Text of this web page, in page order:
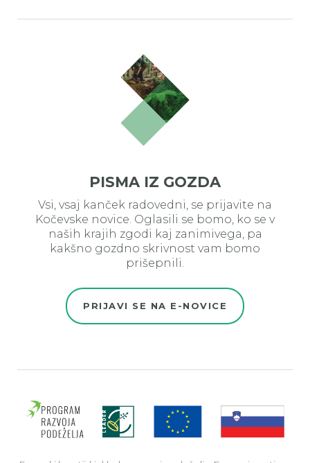
PISMA IZ GOZDA
Vsi, vsaj kanček radovedni, se prijavite na
Kočevske novice. Oglasili se bomo, ko se v
naših krajih zgodi kaj zanimivega, pa
kakšno gozdno skrivnost vam bomo
prišepnili.
PRIJAVI SE NA E-NOVICE